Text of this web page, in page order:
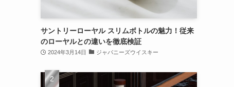
サントリーローヤル スリムボトルの魅力！従来
のローヤルとの違いを徹底検証
2024年3月14日 ジャパニーズウイスキー